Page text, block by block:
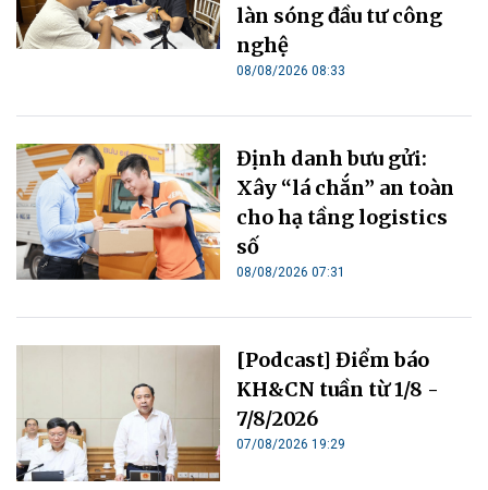
làn sóng đầu tư công
nghệ
08/08/2026 08:33
Định danh bưu gửi:
Xây “lá chắn” an toàn
cho hạ tầng logistics
số
08/08/2026 07:31
[Podcast] Điểm báo
KH&CN tuần từ 1/8 -
7/8/2026
07/08/2026 19:29